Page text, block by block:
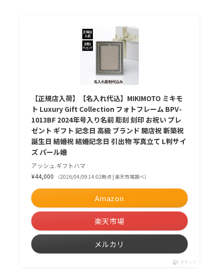
【正規店入荷】【名入れ代込】MIKIMOTO ミキモ
ト Luxury Gift Collection フォトフレーム BPV-
1013BF 2024年号入り名前 彫刻 刻印 お祝い プレ
ゼント ギフト 記念日 高級 ブランド 開店祝 新築祝
誕生日 結婚祝 結婚記念日 引出物 写真立て L判サイ
ズ パール婚
アッシュ.ギフトハマ
¥44,000
（2026/04/09 14:02時点 | 楽天市場調べ）
Amazon
楽天市場
メルカリ
ポチップ